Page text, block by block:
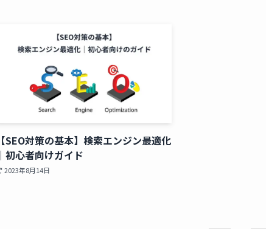
【SEO対策の基本】検索エンジン最適化
｜初心者向けガイド
2023年8月14日